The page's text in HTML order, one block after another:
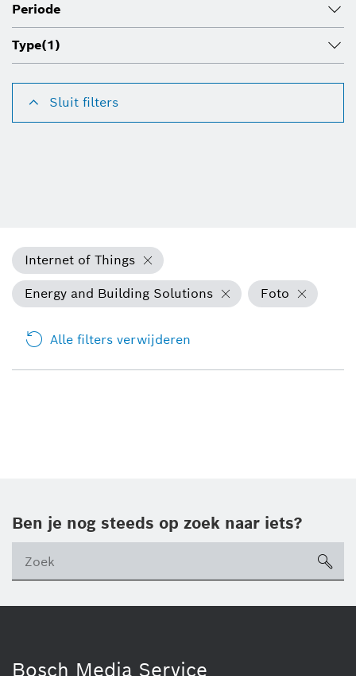
Periode
Type(1)
Sluit filters
Internet of Things
Energy and Building Solutions
Foto
Alle filters verwijderen
Ben je nog steeds op zoek naar iets?
Bosch Media Service